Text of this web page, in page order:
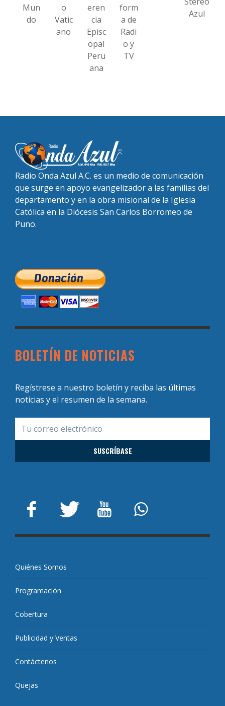
Mun
do
o
Vatic
ano
eren
cia
Episc
opal
Peru
ana
form
a de
Radi
o y
TV
Azul
Radio Onda Azul A.C. es un medio de comunicación
que surge en apoyo evangelizador a las familias del
departamento y en la obra misional de la Iglesia
Católica en la Diócesis San Carlos Borromeo de
Puno.
BOLETÍN DE NOTICIAS
Regístrese a nuestro boletín y reciba las últimas
noticias y el resumen de la semana.
Quiénes Somos
Programación
Cobertura
Publicidad y Ventas
Contáctenos
Quejas